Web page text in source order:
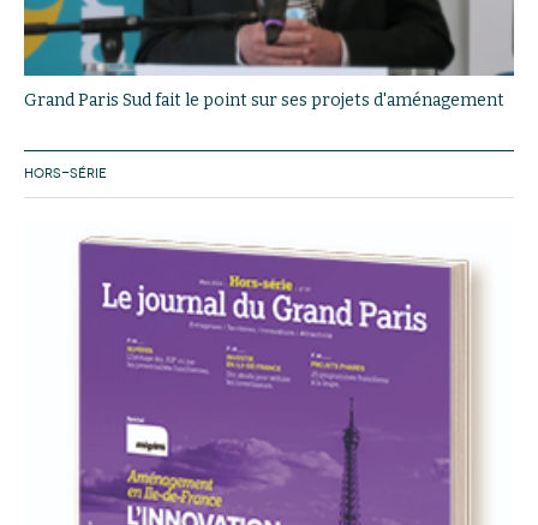
Grand Paris Sud fait le point sur ses projets d'aménagement
HORS-SÉRIE